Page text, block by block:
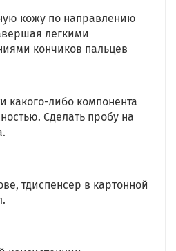
кожу по направлению
легкими
кончиков пальцев
какого-либо компонента
Сделать пробу на
тдиспенсер в картонной